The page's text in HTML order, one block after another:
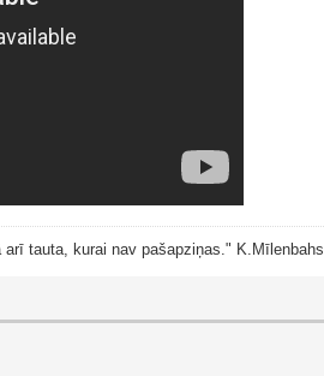
tauta, kurai nav pašapziņas." K.Mīlenbahs